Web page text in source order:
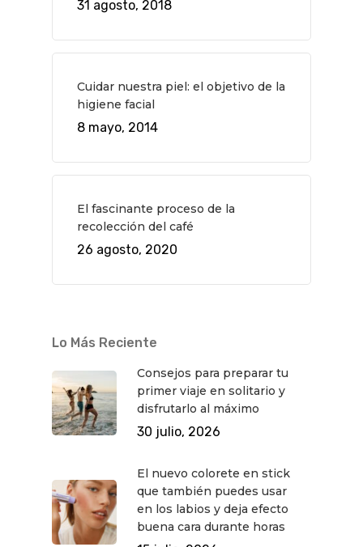
31 agosto, 2018
Cuidar nuestra piel: el objetivo de la
higiene facial
8 mayo, 2014
El fascinante proceso de la
recolección del café
26 agosto, 2020
Lo Más Reciente
Consejos para preparar tu
primer viaje en solitario y
disfrutarlo al máximo
30 julio, 2026
El nuevo colorete en stick
que también puedes usar
en los labios y deja efecto
buena cara durante horas
Planes
Novedades
Cine
GASTRO
Bares Y Cafés
Gourmet
CONTACTO